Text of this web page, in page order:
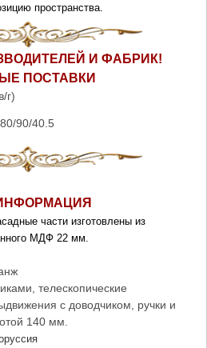
пространства.
И ФАБРИК!
ПОСТАВКИ
г)
90/40.5
части изготовлены из
МДФ 22 мм.
телескопические
с доводчиком, ручки и
140 мм.